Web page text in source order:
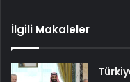
İlgili Makaleler